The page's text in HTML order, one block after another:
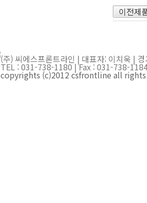
이전제
(주) 씨에스프론트라인 | 대표자: 이치욱 |
TEL : 031-738-1180 | Fax : 031-738-
copyrights (c)2012 csfrontline all